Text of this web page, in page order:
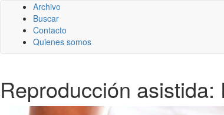
Archivo
Buscar
Contacto
Quienes somos
Reproducción